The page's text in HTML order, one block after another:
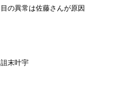
目の異常は佐藤さんが原因
詛末叶宇